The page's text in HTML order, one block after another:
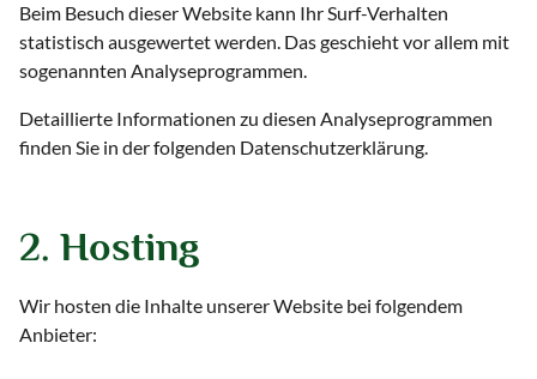
Beim Besuch dieser Website kann Ihr Surf-Verhalten
statistisch ausgewertet werden. Das geschieht vor allem mit
sogenannten Analyseprogrammen.
Detaillierte Informationen zu diesen Analyseprogrammen
finden Sie in der folgenden Datenschutzerklärung.
2. Hosting
Wir hosten die Inhalte unserer Website bei folgendem
Anbieter: